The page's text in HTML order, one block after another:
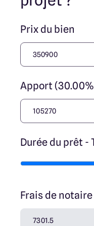
Prix du bien
Apport
Durée du prêt -
Frais de